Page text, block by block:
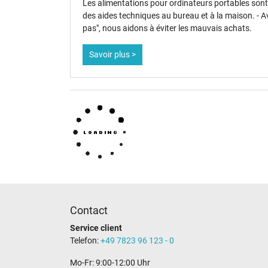
Catégorisation
Les alimentations pour ordinateurs portables
des aides techniques au bureau et à la maison. -
pas", nous aidons à éviter les mauvais achats.
Savoir plus >
Contact
Service client
Telefon:+49 7823 96 123 - 0
Mo-Fr: 9:00-12:00 Uhr